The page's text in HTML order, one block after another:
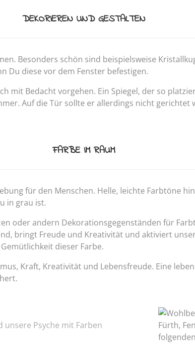
DEKORIEREN UND GESTALTEN
Besonders schön sind beispielsweise
Du diese vor dem Fenster befestigen.
mit Bedacht vorgehen. Ein Spiegel, der so
Auf die Tür sollte er allerdings nicht gerichtet
FARBE IM RAUM
für den Menschen. Helle, leichte Farbtöne
in grau ist.
oder andern Dekorationsgegenständen für
bringt Freude und Kreativität und aktiviert
dieser Farbe.
Kraft, Kreativität und Lebensfreude. Eine
Psyche mit Farben